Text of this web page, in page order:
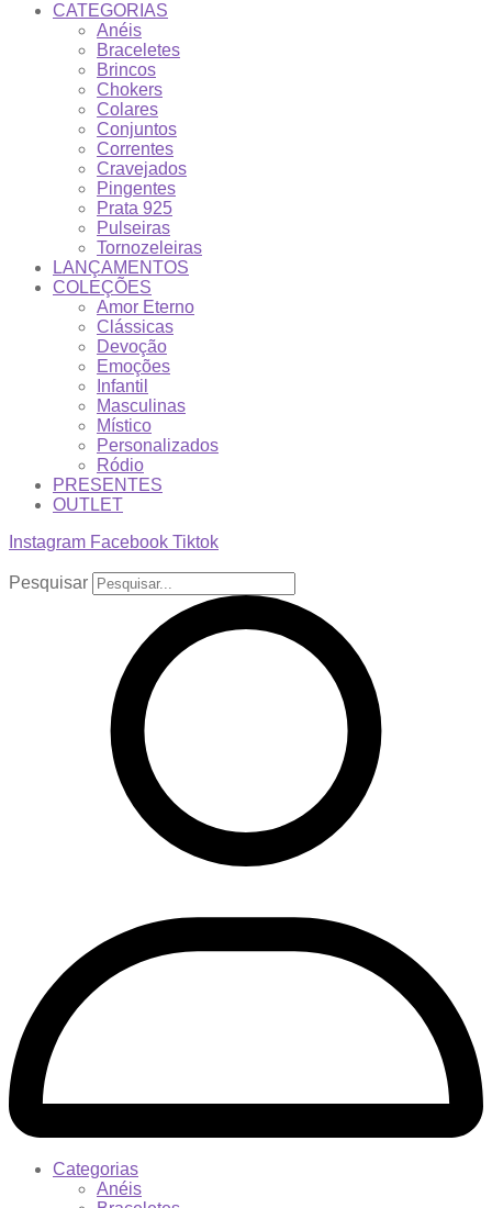
CATEGORIAS
Anéis
Braceletes
Brincos
Chokers
Colares
Conjuntos
Correntes
Cravejados
Pingentes
Prata 925
Pulseiras
Tornozeleiras
LANÇAMENTOS
COLEÇÕES
Amor Eterno
Clássicas
Devoção
Emoções
Infantil
Masculinas
Místico
Personalizados
Ródio
PRESENTES
OUTLET
Instagram Facebook Tiktok
Pesquisar
Categorias
Anéis